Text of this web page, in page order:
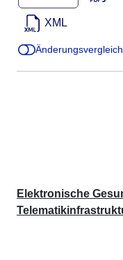
XML
Änderungsvergleich
Elektronische